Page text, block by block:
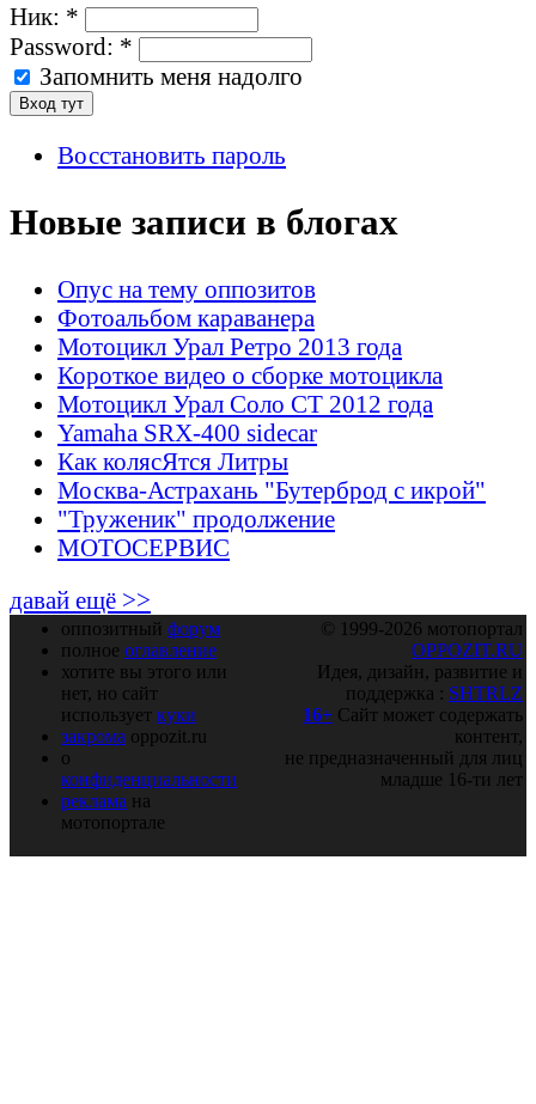
Ник: *
Password: *
Запомнить меня надолго
Восстановить пароль
Новые записи в блогах
Опус на тему оппозитов
Фотоальбом караванера
Мотоцикл Урал Ретро 2013 года
Короткое видео о сборке мотоцикла
Мотоцикл Урал Соло СТ 2012 года
Yamaha SRX-400 sidecar
Как колясЯтся Литры
Москва-Астрахань "Бутерброд с икрой"
"Труженик" продолжение
МОТОСЕРВИС
давай ещё >>
оппозитный форум
полное оглавление
хотите вы этого или
нет, но сайт
использует куки
закрома oppozit.ru
о
конфиденциальности
реклама на
мотопортале
© 1999-2026 мотопортал
OPPOZIT.RU
Идея, дизайн, развитие и
поддержка : SHTRLZ
16+ Сайт может содержать
контент,
не предназначенный для лиц
младше 16-ти лет